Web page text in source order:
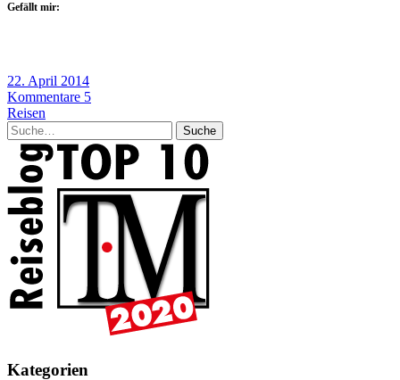
Gefällt mir:
22. April 2014
Kommentare 5
Reisen
Suche
Kategorien